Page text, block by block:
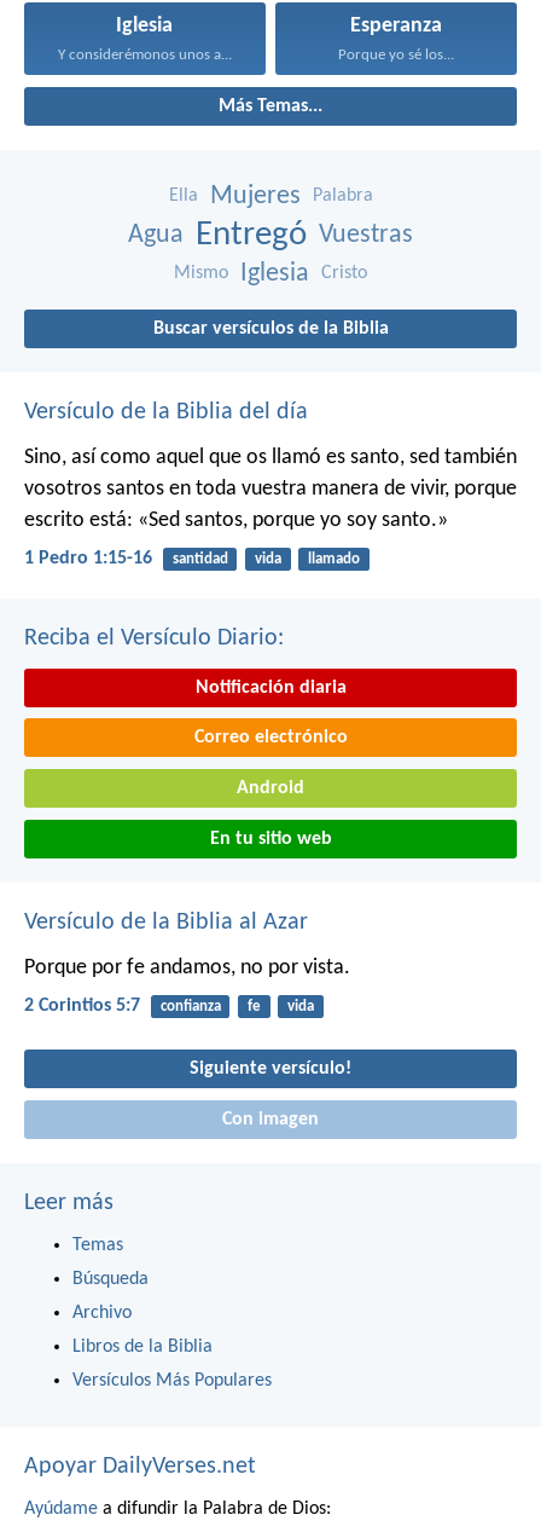
Iglesia
Y considerémonos unos a...
Esperanza
Porque yo sé los...
Más Temas...
Ella Mujeres Palabra
Agua Entregó Vuestras
Mismo Iglesia Cristo
Buscar versículos de la Biblia
Versículo de la Biblia del día
Sino, así como aquel que os llamó es santo, sed también
vosotros santos en toda vuestra manera de vivir, porque
escrito está: «Sed santos, porque yo soy santo.»
1 Pedro 1:15-16 santidad vida llamado
Reciba el Versículo Diario:
Notificación diaria
Correo electrónico
Android
En tu sitio web
Versículo de la Biblia al Azar
Porque por fe andamos, no por vista.
2 Corintios 5:7 confianza fe vida
Siguiente versículo!
Con imagen
Leer más
Temas
Búsqueda
Archivo
Libros de la Biblia
Versículos Más Populares
Apoyar DailyVerses.net
Ayúdame a difundir la Palabra de Dios: